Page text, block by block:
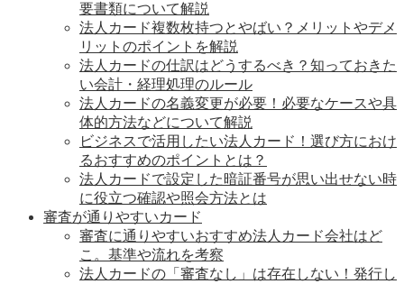
要書類について解説
法人カード複数枚持つとやばい？メリットやデメ
リットのポイントを解説
法人カードの仕訳はどうするべき？知っておきた
い会計・経理処理のルール
法人カードの名義変更が必要！必要なケースや具
体的方法などについて解説
ビジネスで活用したい法人カード！選び方におけ
るおすすめのポイントとは？
法人カードで設定した暗証番号が思い出せない時
に役立つ確認や照会方法とは
審査が通りやすいカード
審査に通りやすいおすすめ法人カード会社はど
こ。基準や流れを考察
法人カードの「審査なし」は存在しない！発行し